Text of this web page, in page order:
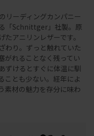
リーディングカンパニー
「Schnittger」社製。原
アニリンレザーです。
わり。ずっと触れていた
がれることなく残ってい
ずけるとすぐに体温に馴
ことも少ない。経年によ
素材の魅力を存分に味わ